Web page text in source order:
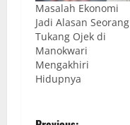
Masalah Ekonomi
Jadi Alasan Seorang
Tukang Ojek di
Manokwari
Mengakhiri
Hidupnya